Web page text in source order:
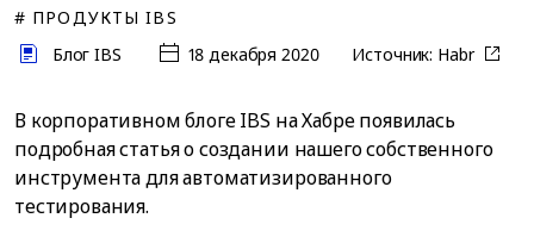
# ПРОДУКТЫ IBS
Блог IBS
18 декабря 2020 Источник: Habr
В корпоративном блоге IBS на Хабре появилась
подробная статья о создании нашего собственного
инструмента для автоматизированного
тестирования.